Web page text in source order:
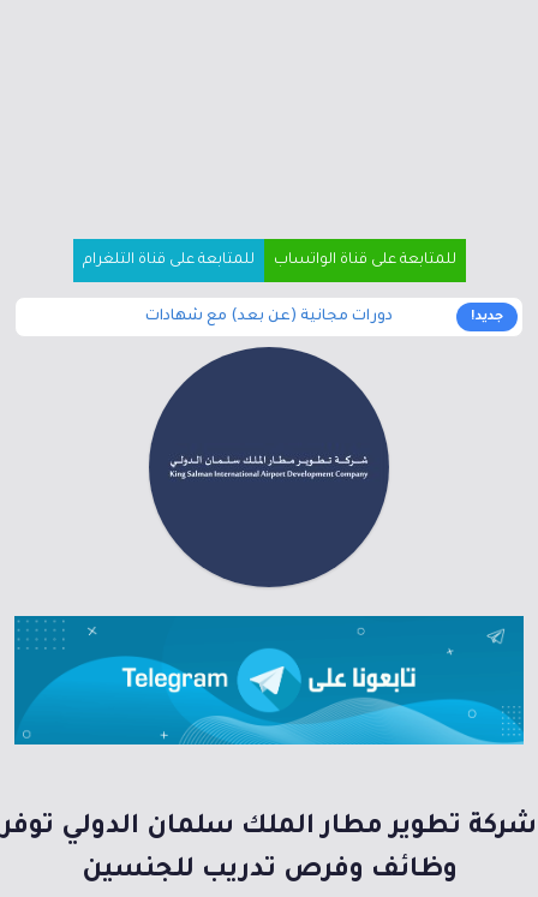
للمتابعة على قناة الواتساب للمتابعة على قناة التلغرام
جديد! دورات مجانية (عن بعد) مع شهادات
شركة تطوير مطار الملك سلمان الدولي توفر
وظائف وفرص تدريب للجنسين